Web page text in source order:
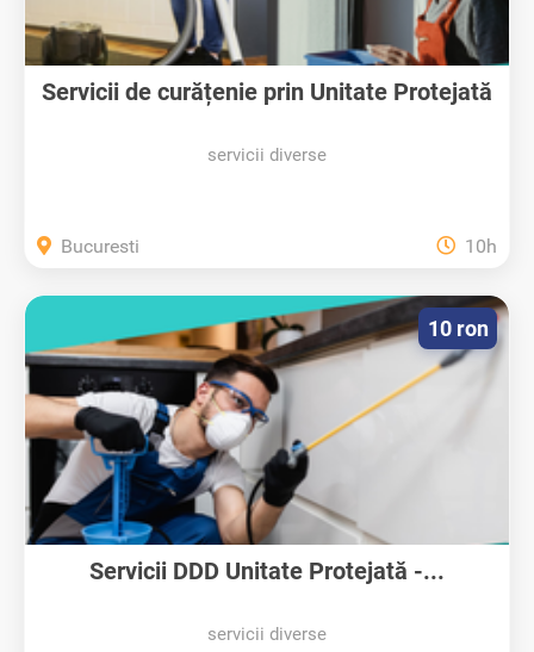
Servicii de curățenie prin Unitate Protejată
servicii diverse
Bucuresti 10h
Servicii DDD Unitate Protejată -...
servicii diverse
10 ron